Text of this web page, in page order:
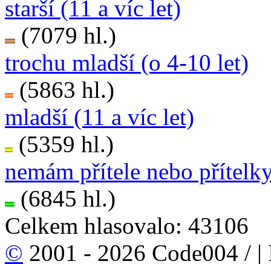
starší (11 a víc let)
(7079 hl.)
trochu mladší (o 4-10 let)
(5863 hl.)
mladší (11 a víc let)
(5359 hl.)
nemám přítele nebo
(6845 hl.)
Celkem hlasovalo: 43106
© 2001 - 2026 Code004 / |